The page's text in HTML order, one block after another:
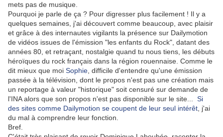
mets pas de musique.
Pourquoi je parle de ça ? Pour digresser plus facilement ! Il y a
quelques semaines, j'ai découvert comme beaucoup, avec plaisir
et grâce à des internautes vigilants la présence sur Dailymotion
de vidéos issues de l'émission "les enfants du Rock", datant des
années 80, et retraçant, nostalgie quand tu nous tiens, les débuts
héroïques du rock français dans la région rouennaise. Comme le
dit mieux que moi Sophie , difficile d'entendre qu'une émission
passée à la télévision, dont le propos n'est pas une création mais
un reportage à valeur "historique" soit censuré sur demande de
l'INA alors que son propos n'est pas disponible sur le site... Si
des sites comme Dailymotion se coupent de leur seul intérêt , j'ai
du mal à comprendre leur fonction.
Bref.